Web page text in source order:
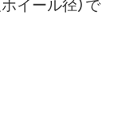
イール径）で